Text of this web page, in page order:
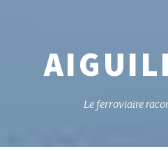
Le ferroviaire